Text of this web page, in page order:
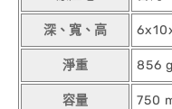
深、寬、高
淨重 856 g
容量 750